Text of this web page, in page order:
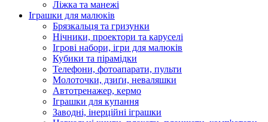
Ліжка та манежі
Іграшки для малюків
Брязкальця та гризунки
Нічники, проектори та каруселі
Ігрові набори, ігри для малюків
Кубики та пірамідки
Телефони, фотоапарати, пульти
Молоточки, дзиґи, неваляшки
Автотренажер, кермо
Іграшки для купання
Заводні, інерційні іграшки